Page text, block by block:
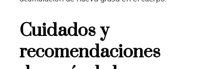
Cuidados y
recomendaciones